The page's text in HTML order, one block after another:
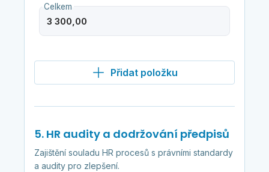
Celkem
Přidat položku
5. HR audity a dodržování předpisů
Zajištění souladu HR procesů s právními standardy
a audity pro zlepšení.